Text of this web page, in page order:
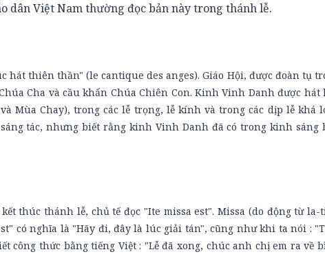
dân Việt Nam thường đọc bản này trong thánh lễ.
thiên thần" (le cantique des anges). Giáo Hội, được đoàn tụ
Cha và cầu khẩn Chúa Chiên Con. Kinh Vinh Danh được hát
Mùa Chay), trong các lễ trọng, lễ kính và trong các dịp lễ khá
tác, nhưng biết rằng kinh Vinh Danh đã có trong kinh sáng
thúc thánh lễ, chủ tế đọc "Ite missa est". Missa (do động từ
có nghĩa là "Hãy đi, đây là lúc giải tán", cũng như khi ta nói :
công thức bằng tiếng Việt : "Lễ đã xong, chúc anh chị em ra về